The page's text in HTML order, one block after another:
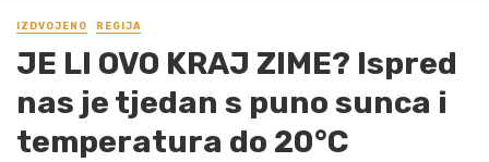
IZDVOJENO REGIJA
JE LI OVO KRAJ ZIME? Ispred
nas je tjedan s puno sunca i
temperatura do 20°C